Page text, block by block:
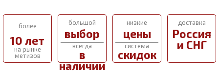
более
10 лет
на рынке
метизов
большой
выбор
всегда
в
наличии
низкие
цены
система
скидок
доставка
Россия
и СНГ